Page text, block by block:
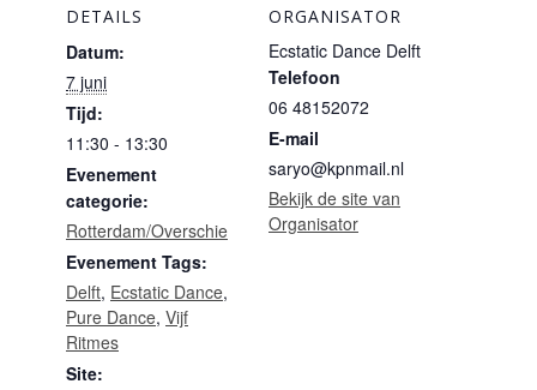
DETAILS
Datum:
7 juni
Tijd:
11:30 - 13:30
Evenement
categorie:
Rotterdam/Overschie
Evenement Tags:
Delft, Ecstatic Dance,
Pure Dance, Vijf
Ritmes
Site:
ORGANISATOR
Ecstatic Dance Delft
Telefoon
06 48152072
E-mail
saryo@kpnmail.nl
Bekijk de site van
Organisator